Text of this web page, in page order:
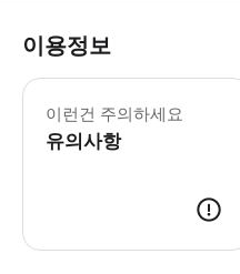
이용정보
이런건 주의하세요
유의사항